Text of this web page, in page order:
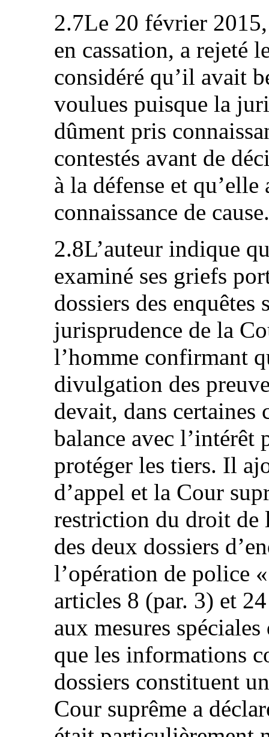
2.7Le 20 février
en cassation, a rejeté
considéré qu’il avait
voulues puisque la
dûment pris
contestés avant de
à la défense et
connaissance de cause.
2.8L’auteur indique
examiné ses griefs
dossiers des
jurisprudence de la
l’homme confirmant
divulgation des
devait, dans certaines
balance avec l’intérêt
protéger les tiers. Il
d’appel et la Cour
restriction du droit de
des deux dossiers
l’opération de police
articles 8 (par. 3) et
aux mesures
que les informations
dossiers constituent
Cour suprême a